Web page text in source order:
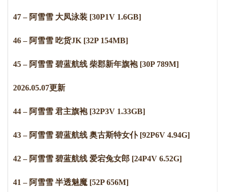
47 – 阿雪雪 大凤泳装 [30P1V 1.6GB]
46 – 阿雪雪 吃货JK [32P 154MB]
45 – 阿雪雪 碧蓝航线 柴郡新年旗袍 [30P 789M]
2026.05.07更新
44 – 阿雪雪 君主旗袍 [32P3V 1.33GB]
43 – 阿雪雪 碧蓝航线 奥古斯特女仆 [92P6V 4.94G]
42 – 阿雪雪 碧蓝航线 爱宕兔女郎 [24P4V 6.52G]
41 – 阿雪雪 半透魅魔 [52P 656M]